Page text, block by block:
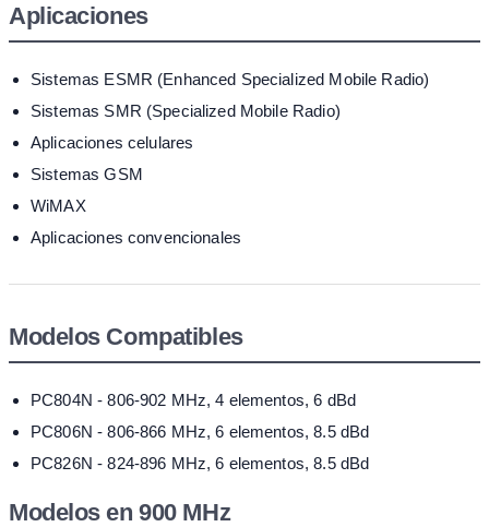
Aplicaciones
Sistemas ESMR (Enhanced Specialized Mobile Radio)
Sistemas SMR (Specialized Mobile Radio)
Aplicaciones celulares
Sistemas GSM
WiMAX
Aplicaciones convencionales
Modelos Compatibles
PC804N - 806-902 MHz, 4 elementos, 6 dBd
PC806N - 806-866 MHz, 6 elementos, 8.5 dBd
PC826N - 824-896 MHz, 6 elementos, 8.5 dBd
Modelos en 900 MHz